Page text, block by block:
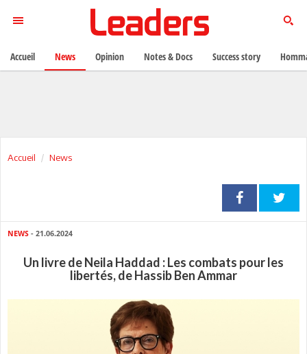
Accueil News
NEWS - 21.06.2024
Un livre de Neila Haddad : Les combats pour les
libertés, de Hassib Ben Ammar
Accueil News Opinion Notes & Docs Success story